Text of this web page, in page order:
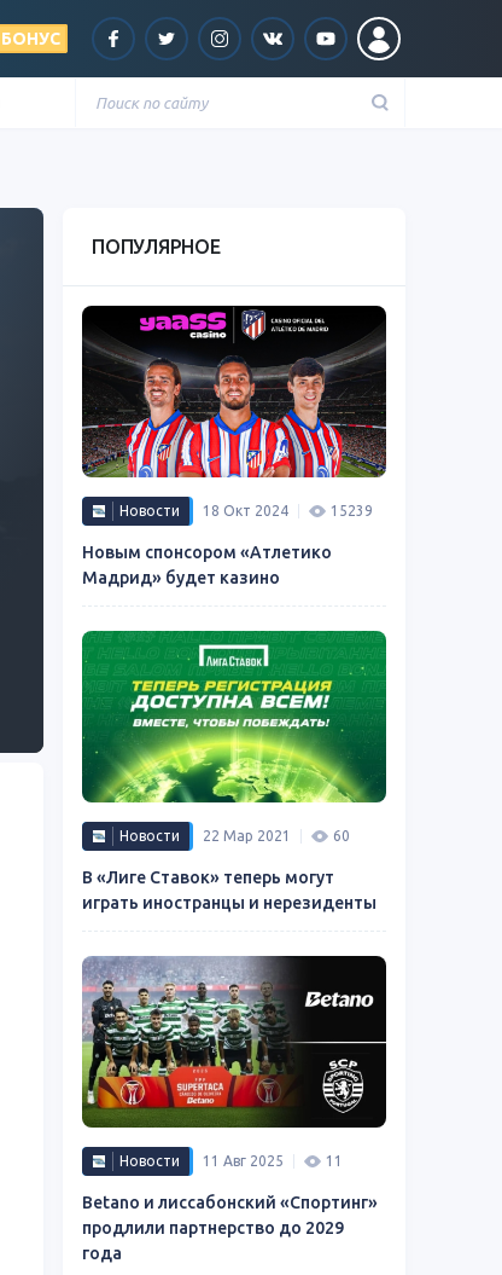
БОНУС
ПОПУЛЯРНОЕ
Новости 18 Окт 2024 15239
Новым спонсором «Атлетико
Мадрид» будет казино
Новости 22 Мар 2021 60
В «Лиге Ставок» теперь могут
играть иностранцы и нерезиденты
Новости 11 Авг 2025 11
Betano и лиссабонский «Спортинг»
продлили партнерство до 2029
года